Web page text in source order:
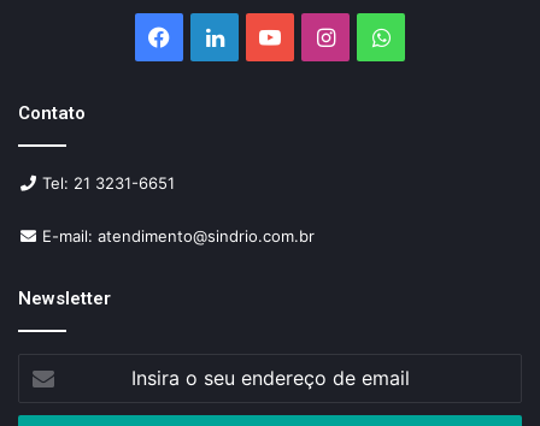
Facebook
LinkedinYouTubeInstagramWhatsApp
Contato
Tel: 21 3231-6651
E-mail: atendimento@sindrio.com.br
Newsletter
seu